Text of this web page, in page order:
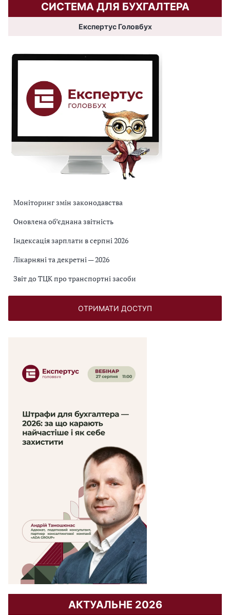
СИСТЕМА ДЛЯ БУХГАЛТЕРА
Експертус Головбух
Моніторинг змін законодавства
Оновлена об’єднана звітність
Індексація зарплати в серпні 2026
Лікарняні та декретні — 2026
Звіт до ТЦК про транспортні засоби
ОТРИМАТИ ДОСТУП
АКТУАЛЬНЕ 2026